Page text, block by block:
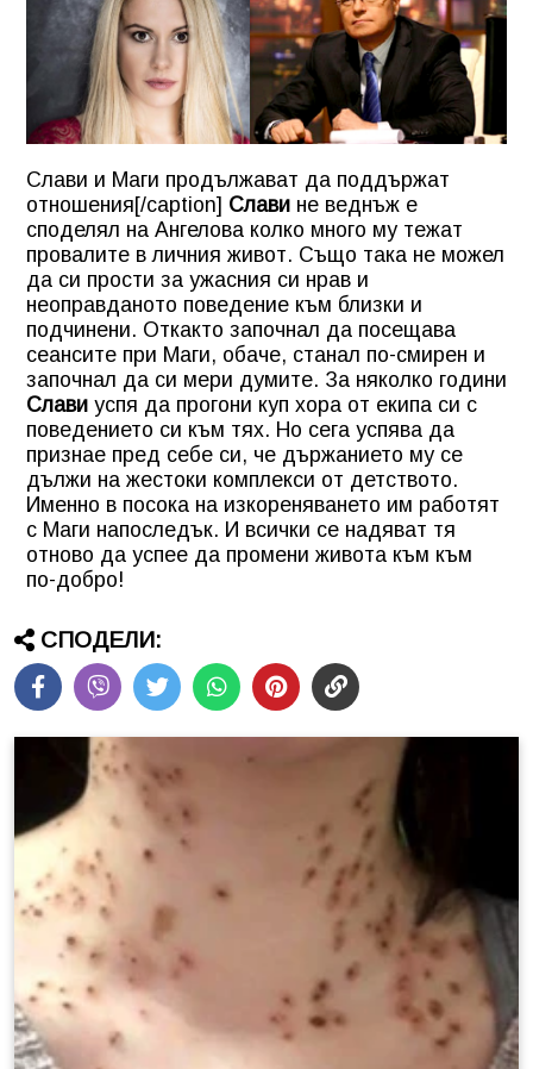
Слави и Маги продължават да поддържат
отношения[/caption] Слави не веднъж е
споделял на Ангелова колко много му тежат
провалите в личния живот. Също така не можел
да си прости за ужасния си нрав и
неоправданото поведение към близки и
подчинени. Откакто започнал да посещава
сеансите при Маги, обаче, станал по-смирен и
започнал да си мери думите. За няколко години
Слави успя да прогони куп хора от екипа си с
поведението си към тях. Но сега успява да
признае пред себе си, че държанието му се
дължи на жестоки комплекси от детството.
Именно в посока на изкореняването им работят
с Маги напоследък. И всички се надяват тя
отново да успее да промени живота към към
по-добро!
СПОДЕЛИ: